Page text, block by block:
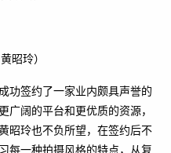
昭玲）
功签约了一家业内颇具声誉的
广阔的平台和更优质的资源，
昭玲也不负所望，在签约后不
每一种拍摄风格的特点，从复